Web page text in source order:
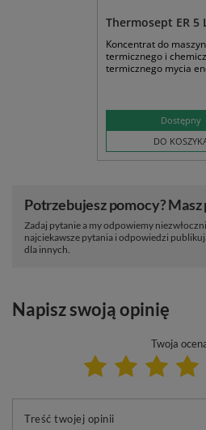
Thermosept ER 5
Koncentrat do
termicznego i
termicznego mycia
Dostępny
DO
Potrzebujesz pomocy? Masz
Zadaj pytanie a my odpowiemy
najciekawsze pytania i odpowiedzi
dla innych.
Napisz swoją opinię
Twoja
Treść twojej opinii